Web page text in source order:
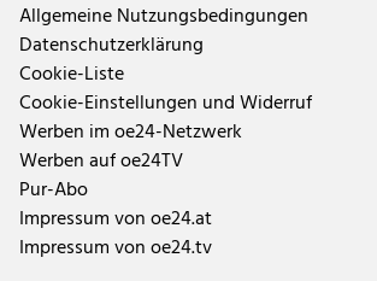
Allgemeine Nutzungsbedingungen
Datenschutzerklärung
Cookie-Liste
Cookie-Einstellungen und Widerruf
Werben im oe24-Netzwerk
Werben auf oe24TV
Pur-Abo
Impressum von oe24.at
Impressum von oe24.tv